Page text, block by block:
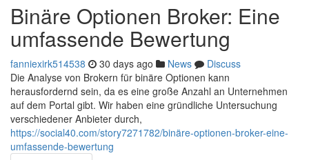
Binäre Optionen Broker: Eine
umfassende Bewertung
fanniexirk514538 30 days ago News
Discuss
Die Analyse von Brokern für binäre Optionen kann
herausfordernd sein, da es eine große Anzahl an Unternehmen
auf dem Portal gibt. Wir haben eine gründliche Untersuchung
verschiedener Anbieter durch,
https://social40.com/story7271782/binäre-optionen-broker-eine-
umfassende-bewertung